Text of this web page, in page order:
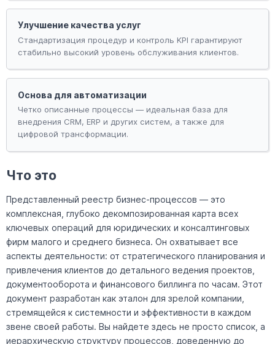
Улучшение качества услуг
Стандартизация процедур и контроль KPI гарантируют
стабильно высокий уровень обслуживания клиентов.
Основа для автоматизации
Четко описанные процессы — идеальная база для
внедрения CRM, ERP и других систем, а также для
цифровой трансформации.
Что это
Представленный реестр бизнес-процессов — это
комплексная, глубоко декомпозированная карта всех
ключевых операций для юридических и консалтинговых
фирм малого и среднего бизнеса. Он охватывает все
аспекты деятельности: от стратегического планирования и
привлечения клиентов до детального ведения проектов,
документооборота и финансового биллинга по часам. Этот
документ разработан как эталон для зрелой компании,
стремящейся к системности и эффективности в каждом
звене своей работы. Вы найдете здесь не просто список, а
иерархическую структуру процессов, доведенную до